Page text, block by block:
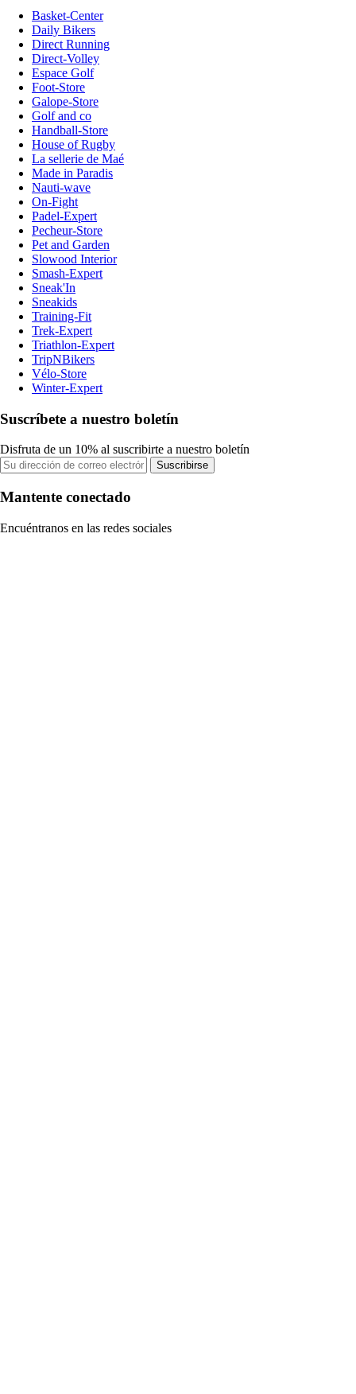
Basket-Center
Daily Bikers
Direct Running
Direct-Volley
Espace Golf
Foot-Store
Galope-Store
Golf and co
Handball-Store
House of Rugby
La sellerie de Maé
Made in Paradis
Nauti-wave
On-Fight
Padel-Expert
Pecheur-Store
Pet and Garden
Slowood Interior
Smash-Expert
Sneak'In
Sneakids
Training-Fit
Trek-Expert
Triathlon-Expert
TripNBikers
Vélo-Store
Winter-Expert
Suscríbete a nuestro boletín
Disfruta de un 10% al suscribirte a nuestro boletín
Suscribirse
Mantente conectado
Encuéntranos en las redes sociales